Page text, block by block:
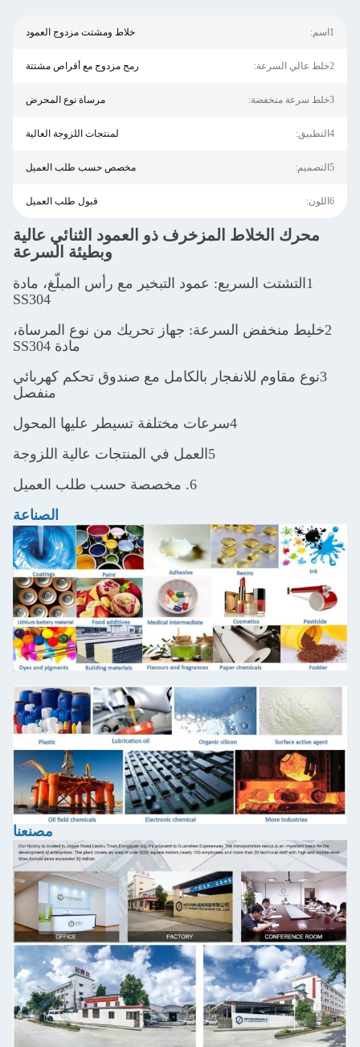
1اسم: خلاط ومشتت مزدوج العمود
2خلط عالي السرعة: رمح مزدوج مع أقراص مشتتة
3خلط سرعة منخفضة: مرساة نوع المحرض
4التطبيق: لمنتجات اللزوجة العالية
5التصميم: مخصص حسب طلب العميل
6اللون: قبول طلب العميل
محرك الخلاط المزخرف ذو العمود الثنائي عالية
وبطيئة السرعة
1التشتت السريع: عمود التبخير مع رأس المبلّغ، مادة
SS304
2خليط منخفض السرعة: جهاز تحريك من نوع المرساة،
مادة SS304
3نوع مقاوم للانفجار بالكامل مع صندوق تحكم كهربائي
منفصل
4سرعات مختلفة تسيطر عليها المحول
5العمل في المنتجات عالية اللزوجة
6. مخصصة حسب طلب العميل
الصناعة
مصنعنا